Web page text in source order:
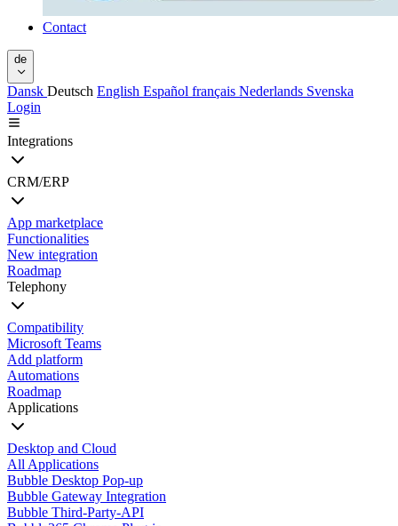
Contact
de
Dansk Deutsch English Español français Nederlands Svenska
Login
Integrations
CRM/ERP
App marketplace
Functionalities
New integration
Roadmap
Telephony
Compatibility
Microsoft Teams
Add platform
Automations
Roadmap
Applications
Desktop and Cloud
All Applications
Bubble Desktop Pop-up
Bubble Gateway Integration
Bubble Third-Party-API